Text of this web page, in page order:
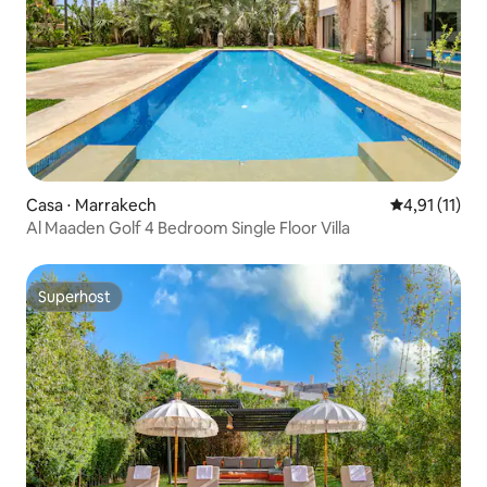
Casa ⋅ Marrakech 4,91 de uma
4,91 (11)
Al Maaden Golf 4 Bedroom Single Floor Villa
Superhost
Superhost